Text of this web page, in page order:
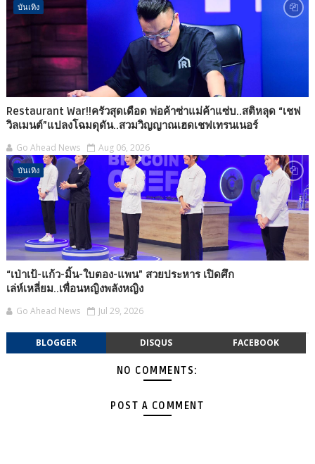
บันเทิง
Restaurant War!!ครัวสุดเดือด พ่อค้าซ่าแม่ค้าแซ่บ..สติหลุด “เชฟ
วิลเมนต์”แปลงโฉมดุดัน..สวมวิญญาณเฮดเชฟเทรนเนอร์
Go Ahead News Aug 06, 2026
บันเทิง
“เป่าเป้-แก้ว-มิ้น-ใบตอง-แพน” สวยประหาร เปิดศึก
เล่ห์เหลี่ยม..เพื่อนหญิงพลังหญิง
Go Ahead News Jul 29, 2026
BLOGGER DISQUS FACEBOOK
NO COMMENTS:
POST A COMMENT